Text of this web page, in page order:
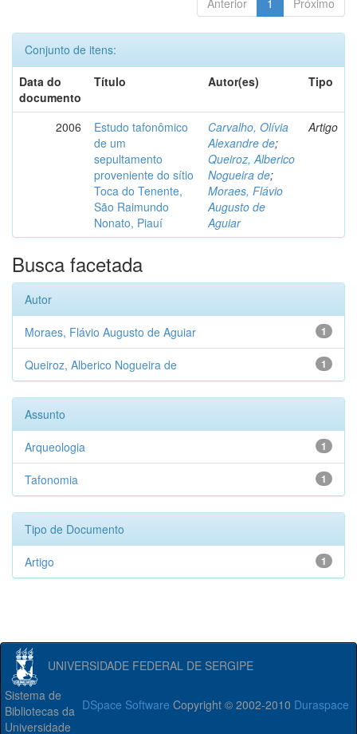
Anterior 1 Próximo
Conjunto de itens:
Data do
documento
Título Autor(es) Tipo
2006
Estudo tafonômico
de um
sepultamento
proveniente do sítio
Toca do Tenente,
São Raimundo
Nonato, Piauí
Carvalho, Olívia
Alexandre de;
Queiroz, Alberico
Nogueira de;
Moraes, Flávio
Augusto de
Aguiar
Artigo
Busca facetada
Autor
1
Moraes, Flávio Augusto de Aguiar
1
Queiroz, Alberico Nogueira de
Assunto
1
Arqueologia
1
Tafonomia
Tipo de Documento
1
Artigo
UNIVERSIDADE FEDERAL DE SERGIPE
DSpace Software Copyright © 2002-2010 Duraspace
Sistema de
Bibliotecas da
Universidade